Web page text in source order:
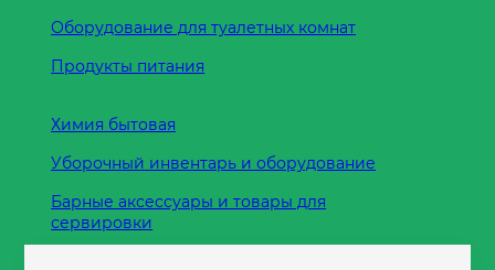
Оборудование для туалетных комнат
Продукты питания
Химия бытовая
Уборочный инвентарь и оборудование
Барные аксессуары и товары для
сервировки